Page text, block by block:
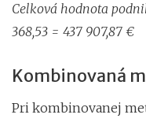
Celková hodnota
368,53 = 437 907,87 €
Kombinovaná
Pri kombinovanej